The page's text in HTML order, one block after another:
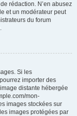
rédaction. N’en abusez
et un modérateur peut
du forum
Si les
importer des
distante hébergée
mon-
images stockées sur
images protégées par